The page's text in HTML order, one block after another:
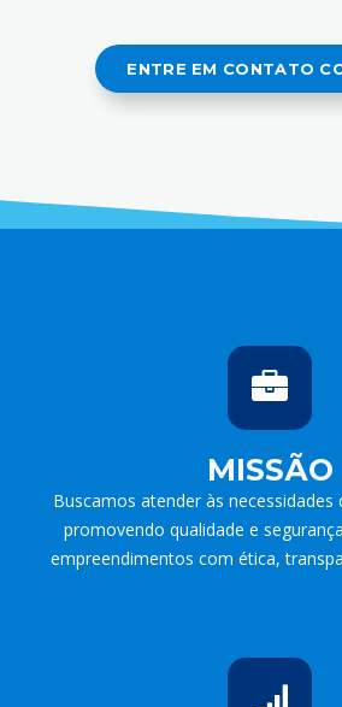
ENTRE EM CONTATO
MISSÃO
Buscamos atender às necessidades
promovendo qualidade e
empreendimentos com ética,